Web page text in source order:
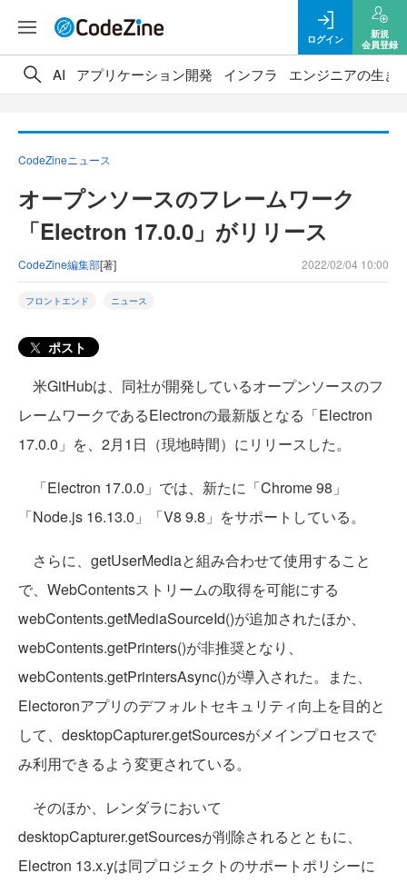
ログイン
新規
会員登録
AI アプリケーション開発 インフラ エンジニアの生き
CodeZineニュース
オープンソースのフレームワーク
「Electron 17.0.0」がリリース
CodeZine編集部[著] 2022/02/04 10:00
フロントエンド ニュース
ポスト
米GitHubは、同社が開発しているオープンソースのフ
レームワークであるElectronの最新版となる「Electron
17.0.0」を、2月1日（現地時間）にリリースした。
「Electron 17.0.0」では、新たに「Chrome 98」
「Node.js 16.13.0」「V8 9.8」をサポートしている。
さらに、getUserMediaと組み合わせて使用すること
で、WebContentsストリームの取得を可能にする
webContents.getMediaSourceId()が追加されたほか、
webContents.getPrinters()が非推奨となり、
webContents.getPrintersAsync()が導入された。また、
Electoronアプリのデフォルトセキュリティ向上を目的と
して、desktopCapturer.getSourcesがメインプロセスで
み利用できるよう変更されている。
そのほか、レンダラにおいて
desktopCapturer.getSourcesが削除されるとともに、
Electron 13.x.yは同プロジェクトのサポートポリシーに